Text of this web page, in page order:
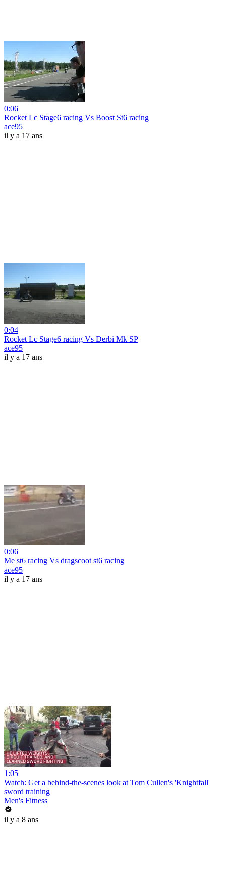
0:06
Rocket Lc Stage6 racing Vs Boost St6 racing
ace95
il y a 17 ans
0:04
Rocket Lc Stage6 racing Vs Derbi Mk SP
ace95
il y a 17 ans
0:06
Me st6 racing Vs dragscoot st6 racing
ace95
il y a 17 ans
1:05
Watch: Get a behind-the-scenes look at Tom Cullen's 'Knightfall'
sword training
Men's Fitness
il y a 8 ans